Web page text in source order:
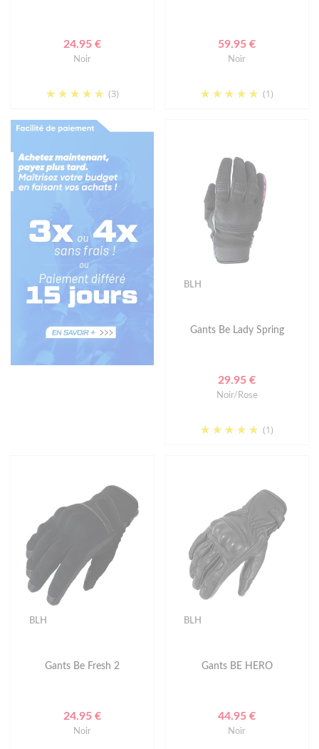
24.95 €
Noir
(3)
59.95 €
Noir
(1)
BLH
Gants Be Lady Spring
29.95 €
Noir/Rose
(1)
BLH
Gants Be Fresh 2
24.95 €
Noir
BLH
Gants BE HERO
44.95 €
Noir